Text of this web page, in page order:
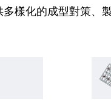
樣化的成型對策、